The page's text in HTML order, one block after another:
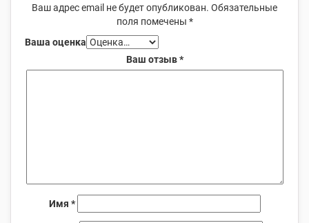
Ваш адрес email не будет опубликован. Обязательные
поля помечены *
Ваша оценка
Ваш отзыв*
Имя *